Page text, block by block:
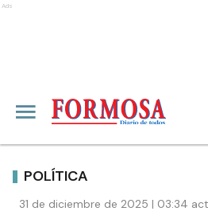
Ads
POLÍTICA
31 de diciembre de 2025 | 03:34